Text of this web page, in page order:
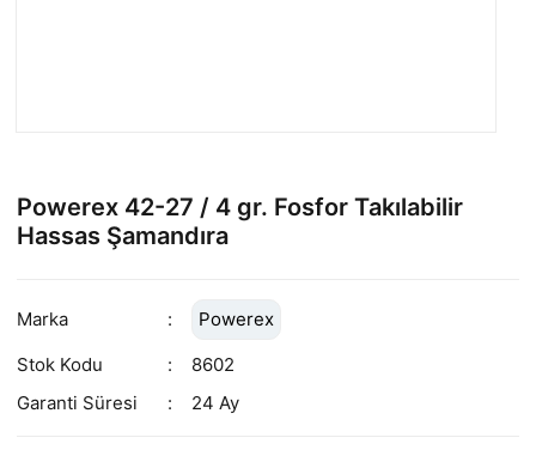
Powerex 42-27 / 4 gr. Fosfor Takılabilir
Hassas Şamandıra
Marka
Powerex
Stok Kodu
8602
Garanti Süresi
24 Ay